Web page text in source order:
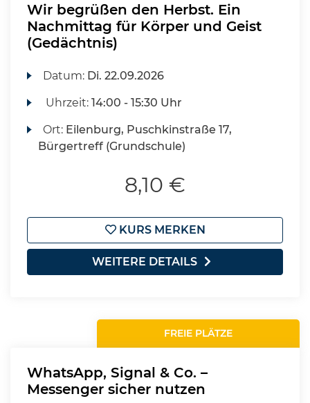
Wir begrüßen den Herbst. Ein
Nachmittag für Körper und Geist
(Gedächtnis)
Datum: Di. 22.09.2026
Uhrzeit:14:00 - 15:30 Uhr
Ort: Eilenburg, Puschkinstraße 17,
Bürgertreff (Grundschule)
8,10 €
KURS MERKEN
WEITERE DETAILS
FREIE PLÄTZE
WhatsApp, Signal & Co. –
Messenger sicher nutzen